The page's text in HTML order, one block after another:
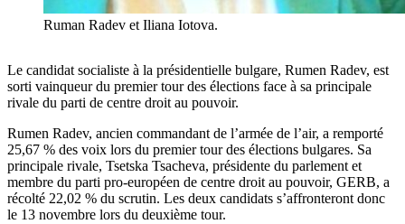
Ruman Radev et Iliana Iotova.
Le candidat socialiste à la présidentielle bulgare, Rumen Radev, est
sorti vainqueur du premier tour des élections face à sa principale
rivale du parti de centre droit au pouvoir.
Rumen Radev, ancien commandant de l’armée de l’air, a remporté
25,67 % des voix lors du premier tour des élections bulgares. Sa
principale rivale, Tsetska Tsacheva, présidente du parlement et
membre du parti pro-européen de centre droit au pouvoir, GERB, a
récolté 22,02 % du scrutin. Les deux candidats s’affronteront donc
le 13 novembre lors du deuxième tour.